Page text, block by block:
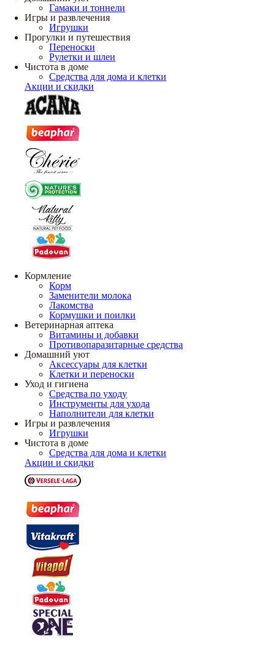
Гамаки и тоннели
Игры и развлечения
Игрушки
Прогулки и путешествия
Переноски
Рулетки и шлеи
Чистота в доме
Средства для дома и клетки
Акции и скидки
Кормление
Корм
Заменители молока
Лакомства
Кормушки и поилки
Ветеринарная аптека
Витамины и добавки
Противопаразитарные средства
Домашний уют
Аксессуары для клетки
Клетки и переноски
Уход и гигиена
Средства по уходу
Инструменты для ухода
Наполнители для клетки
Игры и развлечения
Игрушки
Чистота в доме
Средства для дома и клетки
Акции и скидки